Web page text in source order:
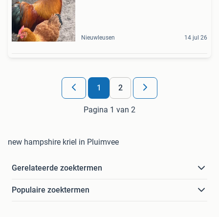
Nieuwleusen 14 jul 26
1 2
Pagina 1 van 2
new hampshire kriel in Pluimvee
Gerelateerde zoektermen
Populaire zoektermen